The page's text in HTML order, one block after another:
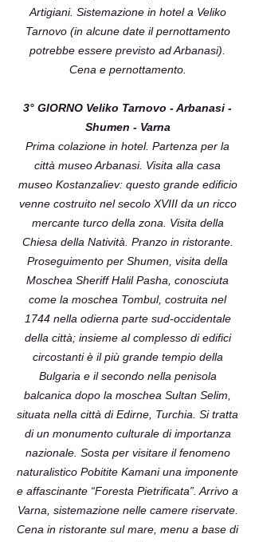
Artigiani. Sistemazione in hotel a Veliko
Tarnovo (in alcune date il pernottamento
potrebbe essere previsto ad Arbanasi).
Cena e pernottamento.
3° GIORNO Veliko Tarnovo - Arbanasi -
Shumen - Varna
Prima colazione in hotel. Partenza per la
città museo Arbanasi. Visita alla casa
museo Kostanzaliev: questo grande edificio
venne costruito nel secolo XVIII da un ricco
mercante turco della zona. Visita della
Chiesa della Natività. Pranzo in ristorante.
Proseguimento per Shumen, visita della
Moschea Sheriff Halil Pasha, conosciuta
come la moschea Tombul, costruita nel
1744 nella odierna parte sud-occidentale
della città; insieme al complesso di edifici
circostanti è il più grande tempio della
Bulgaria e il secondo nella penisola
balcanica dopo la moschea Sultan Selim,
situata nella città di Edirne, Turchia. Si tratta
di un monumento culturale di importanza
nazionale. Sosta per visitare il fenomeno
naturalistico Pobitite Kamani una imponente
e affascinante “Foresta Pietrificata”. Arrivo a
Varna, sistemazione nelle camere riservate.
Cena in ristorante sul mare, menu a base di